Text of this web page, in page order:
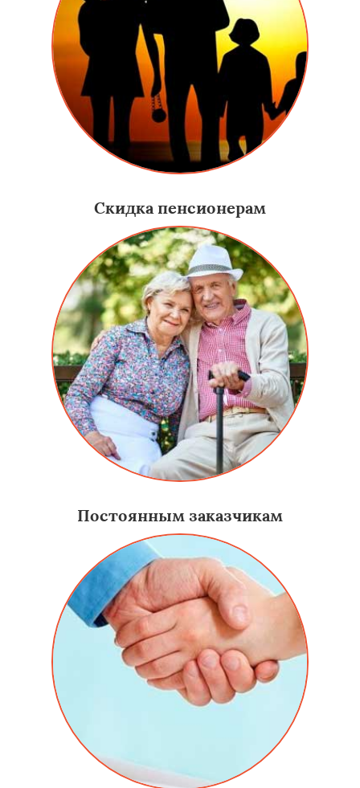
Скидка пенсионерам
Постоянным заказчикам